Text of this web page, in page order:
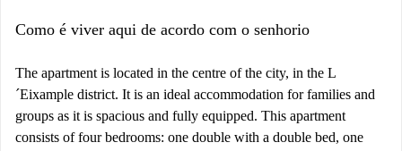
Como é viver aqui de acordo com o senhorio
The apartment is located in the centre of the city, in the L
´Eixample district. It is an ideal accommodation for families and
groups as it is spacious and fully equipped. This apartment
consists of four bedrooms: one double with a double bed, one